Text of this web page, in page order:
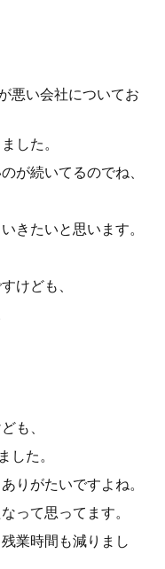
悪い会社についてお
した。
が続いてるのでね、
きたいと思います。
けども、
も、
した。
りがたいですよね。
って思ってます。
業時間も減りまし